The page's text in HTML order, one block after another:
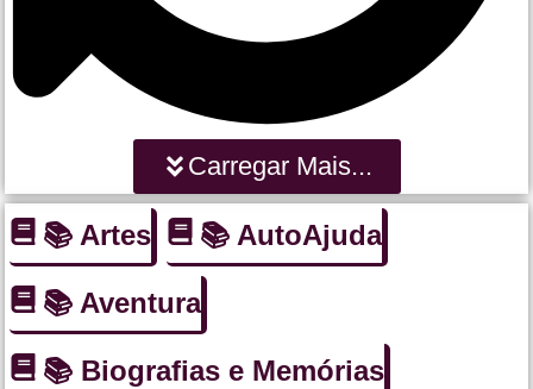
Carregar Mais...
📚 Artes 📚 AutoAjuda
📚 Aventura
📚 Biografias e Memórias